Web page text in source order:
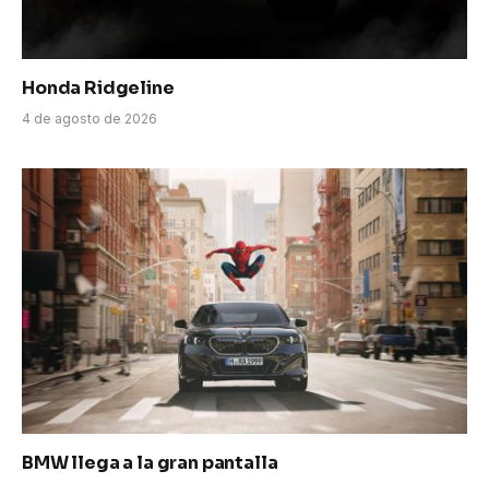
Honda Ridgeline
4 de agosto de 2026
BMW llega a la gran pantalla